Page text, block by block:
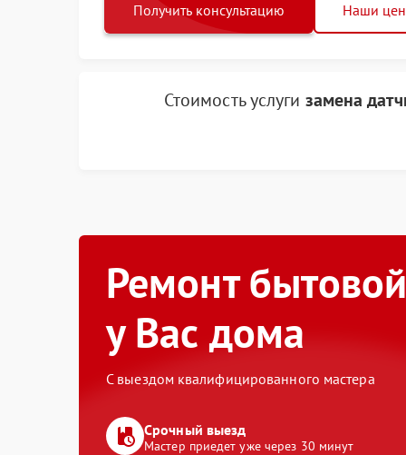
Получить консультацию Наши
Стоимость услуги замена
Ремонт
у Вас дома
С выездом квалифицированного мастера
Срочный выезд
Мастер приедет уже через 30 минут